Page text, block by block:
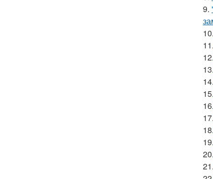
9.
10.
11.
12.
13.
14.
15.
16.
17.
18.
19.
20.
21.